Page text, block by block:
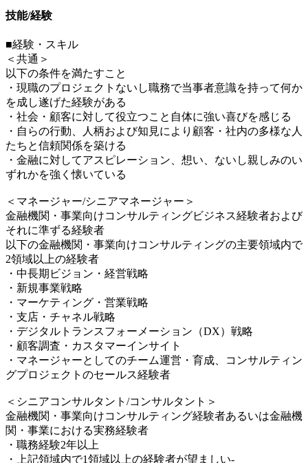
技能/経験
■経験・スキル
＜共通＞
以下の条件を満たすこと
・現職のプロジェクトないし職務で当事者意識を持って何か
を成し遂げた経験がある
・社会・顧客に対して役立つこと自体に強い喜びを感じる
・自らの行動、人柄および知見により顧客・社内の多様な人
たちと信頼関係を築ける
・金融に対してアスピレーション、想い、ないし親しみのい
ずれかを強く懐いている
＜マネージャー/シニアマネージャー＞
金融機関・事業向けコンサルティングビジネス経験者および
それに準ずる経験者
以下の金融機関・事業向けコンサルティングの主要領域内で
2領域以上の経験者
・中長期ビジョン・経営戦略
・新規事業戦略
・マーケティング・営業戦略
・支店・チャネル戦略
・デジタルトランスフォーメーション（DX）戦略
・顧客調査・カスタマーインサイト
・マネージャーとしてのチーム運営・育成、コンサルティン
グプロジェクトのセールス経験者
＜シニアコンサルタント/コンサルタント＞
金融機関・事業向けコンサルティング経験者あるいは金融機
関・事業における実務経験者
・職務経験2年以上
・上記領域内で1領域以上の経験者が望ましい-